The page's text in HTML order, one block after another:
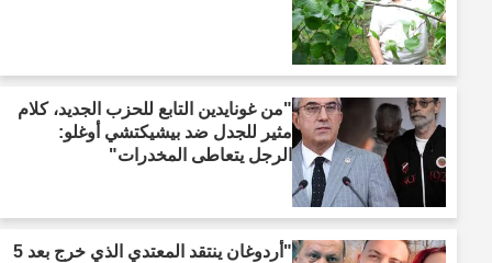
"من غونايدين التابع للحزب الجديد، كلام
مثير للجدل ضد بيشيكتشي أوغلو:
الرجل يتعاطى المخدرات"
"أردوغان ينتقد المعتدي الذي خرج بعد 5